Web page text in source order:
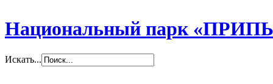
Национальный парк
Искать...